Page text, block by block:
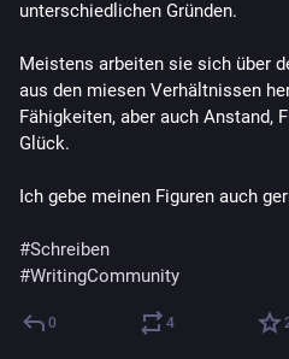
unterschiedlichen Gründen.
Meistens arbeiten sie sich über
aus den miesen Verhältnissen
Fähigkeiten, aber auch Anstand,
Glück.
Ich gebe meinen Figuren auch
#Schreiben
#WritingCommunity
0 4